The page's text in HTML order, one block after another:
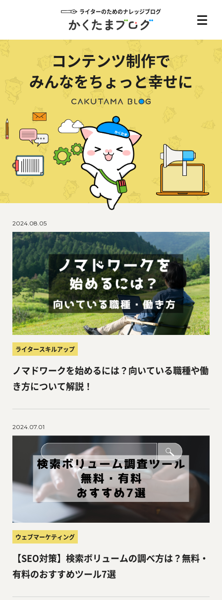
ライターのためのナレッジブログ
コンテンツ制作で
みんなをちょっと幸せに
ライタースキルアップ
2024.08.05
ノマドワークを始めるには？向いている職種や働
き方について解説！
ウェブマーケティング
2024.07.01
【SEO対策】検索ボリュームの調べ方は？無料・
有料のおすすめツール7選